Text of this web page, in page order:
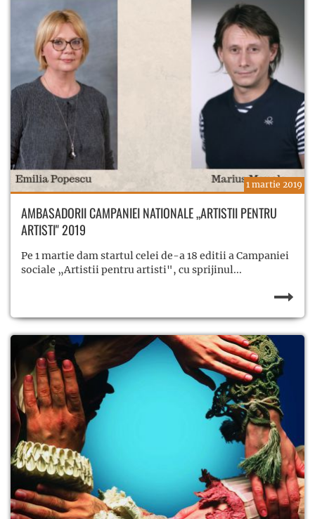
1 martie 2019
AMBASADORII CAMPANIEI NATIONALE „ARTISTII PENTRU
ARTISTI" 2019
Pe 1 martie dam startul celei de-a 18 editii a Campaniei
sociale „Artistii pentru artisti", cu sprijinul...